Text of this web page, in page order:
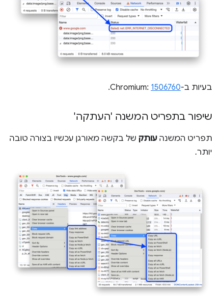
בעיות ב-Chromium:1506760
.
שיפור בתפריט המשנה 'העתקה'
תפריט המשנה עותק של בקשה מאורגן עכשיו בצורה טובה
יותר.